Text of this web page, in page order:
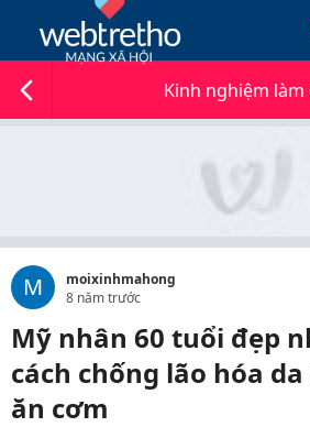
Kinh nghiệm làm
M
moixinhmahong
8 năm trước
Mỹ nhân 60 tuổi đẹp
cách chống lão hóa
ăn cơm